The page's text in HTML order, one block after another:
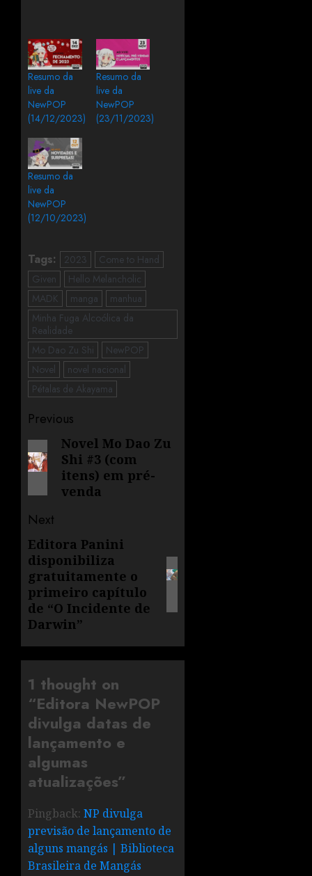
Resumo da
live da
NewPOP
(14/12/2023)
Resumo da
live da
NewPOP
(23/11/2023)
Resumo da
live da
NewPOP
(12/10/2023)
Tags: 2023
Come to Hand
Given
Hello Melancholic
MADK
manga
manhua
Minha Fuga Alcoólica da
Realidade
Mo Dao Zu Shi
NewPOP
Novel
novel nacional
Pétalas de Akayama
Previous
Novel Mo Dao Zu
Shi #3 (com
itens) em pré-
venda
Next
Editora Panini
disponibiliza
gratuitamente o
primeiro capítulo
de “O Incidente de
Darwin”
1 thought on
“Editora NewPOP
divulga datas de
lançamento e
algumas
atualizações”
Pingback: NP divulga
previsão de lançamento de
alguns mangás | Biblioteca
Brasileira de Mangás